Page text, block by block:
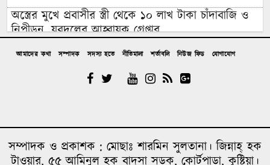
অস্ত্রের মুখে প্রবাসীর স্ত্রী থেকে ১০ লাখ টাকা চাঁদাবাজি ও
নিপীড়ন, যুবদলের আহ্বায়ক গ্রেপ্তার
চাঁদপুরের মাদকসেবী ভাতিজাকে তুলে আনতে গিয়ে চাচাকে
পিটিয়ে হত্যা”সড়ক অবরোধ
আত্রাইয়ে নানা আয়োজনে গণঅভ্যুত্থান দিবস পালন
উপজেলা প্রশাসনে জুলাই শহিদ পরিবারের সংবর্ধনা; কবরে
আমাদের কথা সম্পাদক সদস্য হতে নীতিমালা শর্তাবলি নিউজ ফিড যোগাযোগ
সম্পাদক ও প্রকাশক : মোছাঃ শারমিন সুলতানা। জিন্নাহ্ হক
টাওয়ার, ৫৫ আমিনুল হক বাদসা সড়ক, কোর্টপাড়া, কুষ্টিয়া।